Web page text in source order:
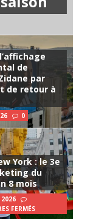
de
par
de retour à
0
York : le 3e
du
8 mois
2026
FERMÉS